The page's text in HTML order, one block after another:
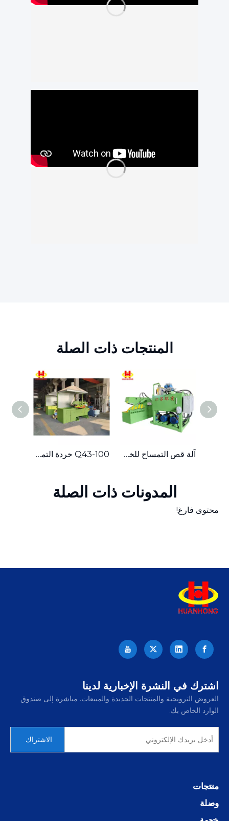
المنتجات ذات الصلة
Q43-100 خردة التمساح المعدنية الهيدروليكية آلة قص التمساح للخردة المعدنية الهيدروليكية 400 طن
المدونات ذات الصلة
محتوى فارغ!
اشترك في النشرة الإخبارية لدينا
العروض الترويجية والمنتجات الجديدة والمبيعات. مباشرة إلى صندوق
الوارد الخاص بك.
الاشتراك
منتجات
وصلة